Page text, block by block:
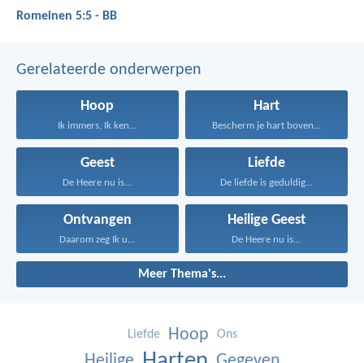
Romeinen 5:5 - BB
Gerelateerde onderwerpen
Hoop
Ik immers, Ik ken...
Hart
Bescherm je hart boven...
Geest
De Heere nu is...
Liefde
De liefde is geduldig...
Ontvangen
Daarom zeg Ik u...
Heilige Geest
De Heere nu is...
Meer Thema's...
Liefde Hoop Ons